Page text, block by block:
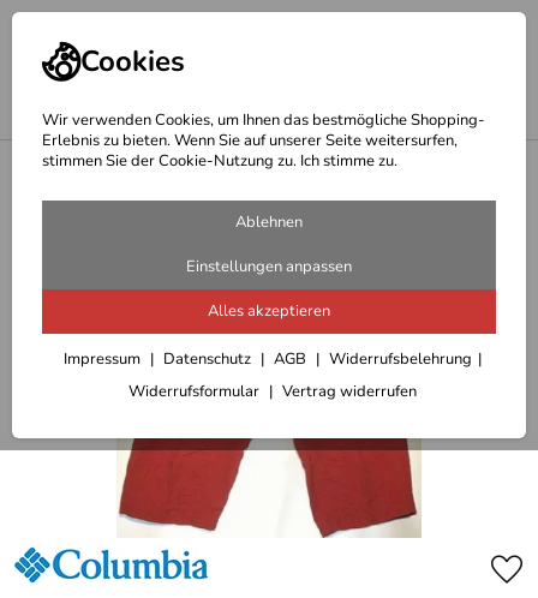
Cookies
Wir verwenden Cookies, um Ihnen das bestmögliche Shopping-
Erlebnis zu bieten. Wenn Sie auf unserer Seite weitersurfen,
stimmen Sie der Cookie-Nutzung zu. Ich stimme zu.
Ablehnen
Einstellungen anpassen
Alles akzeptieren
Impressum Datenschutz AGB
Widerrufsbelehrung
Widerrufsformular
Vertrag widerrufen
Outdoor Hosen Herren